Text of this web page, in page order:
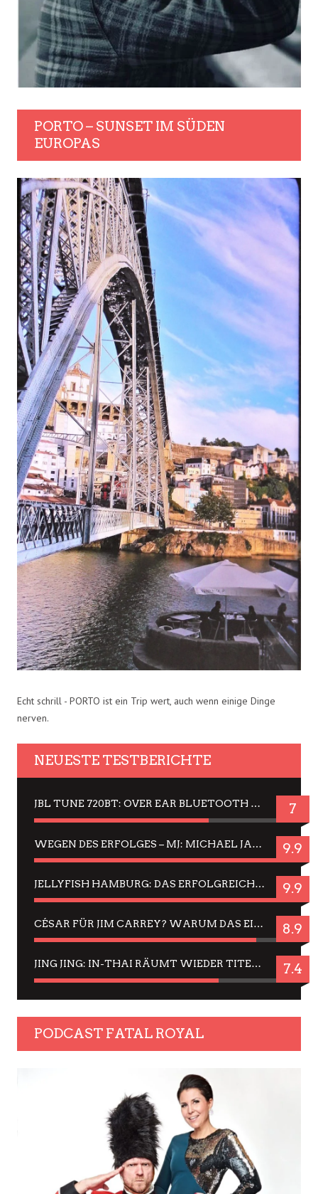
PORTO – SUNSET IM SÜDEN
EUROPAS
Echt schrill - PORTO ist ein Trip wert, auch wenn einige Dinge
nerven.
NEUESTE TESTBERICHTE
JBL TUNE 720BT: OVER EAR BLUETOOTH KOPFHÖRER UM DIE 50,-€ IM DAUER-TEST 7
WEGEN DES ERFOLGES – MJ: MICHAEL JACKSON MUSICAL IN EINER MATINEE SEHEN 9.9
JELLYFISH HAMBURG: DAS ERFOLGREICHE SOMMER-MENÜ 2025 IN GEFÜHLEN UND BILDERN 9.9
CÉSAR FÜR JIM CARREY? WARUM DAS EINER DER NERVIGSTEN ACTORS IST UND BLEIBT 8.9
JING JING: IN-THAI RÄUMT WIEDER TITEL AB – EIN ZWEI-STUNDEN-ERLEBNISBERICHT 7.4
PODCAST FATAL ROYAL